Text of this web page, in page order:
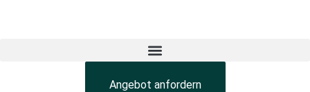
Angebot anfordern